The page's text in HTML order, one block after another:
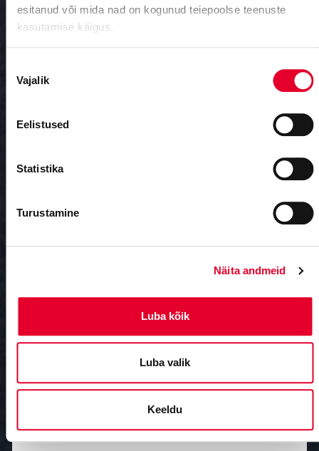
esitanud või mida nad on kogunud teiepoolse teenuste
kasutamise käigus.
valik
Vajalik
Eelistused
Statistika
Turustamine
Näita andmeid
Luba kõik
Luba valik
Keeldu
MyFitness
tantsuauhinnad 2026